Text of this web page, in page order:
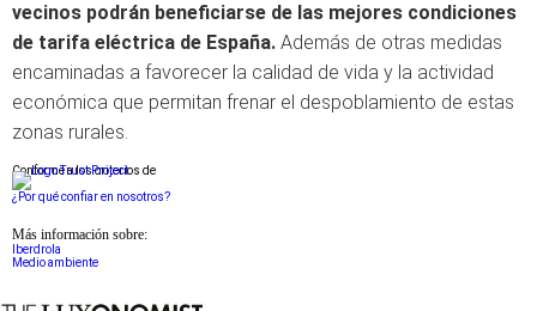
vecinos podrán beneficiarse de las mejores condiciones
de tarifa eléctrica de España. Además de otras medidas
encaminadas a favorecer la calidad de vida y la actividad
económica que permitan frenar el despoblamiento de estas
zonas rurales.
Conforme a los criterios de
¿Por qué confiar en nosotros?
Más información sobre:
Iberdrola
Medio ambiente